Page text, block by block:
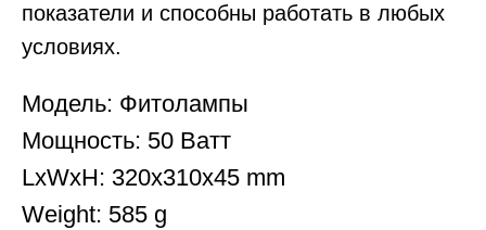
показатели и способны работать в любых
условиях.
Модель: Фитолампы
Мощность: 50 Ватт
LxWxH: 320x310x45 mm
Weight: 585 g